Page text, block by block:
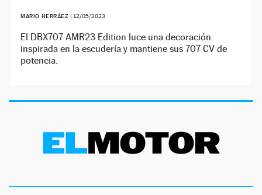
MARIO HERRÁEZ | 12/05/2023
El DBX707 AMR23 Edition luce una decoración
inspirada en la escudería y mantiene sus 707 CV de
potencia.